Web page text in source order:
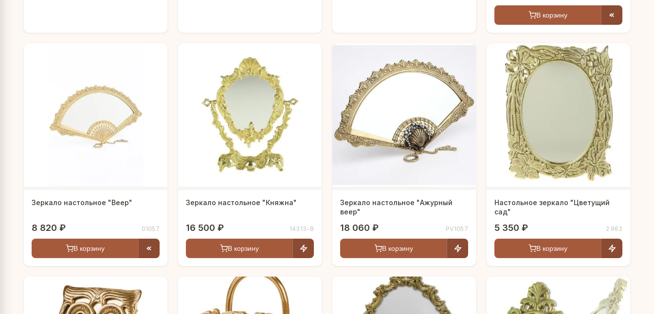
В корзину
Зеркало настольное "Веер"
8 820 ₽ 01057
В корзину
Зеркало настольное "Княжна"
16 500 ₽ 14313-В
В корзину
Зеркало настольное "Ажурный
веер"
18 060 ₽ PV1057
В корзину
Настольное зеркало "Цветущий
сад"
5 350 ₽ 2.962
В корзину